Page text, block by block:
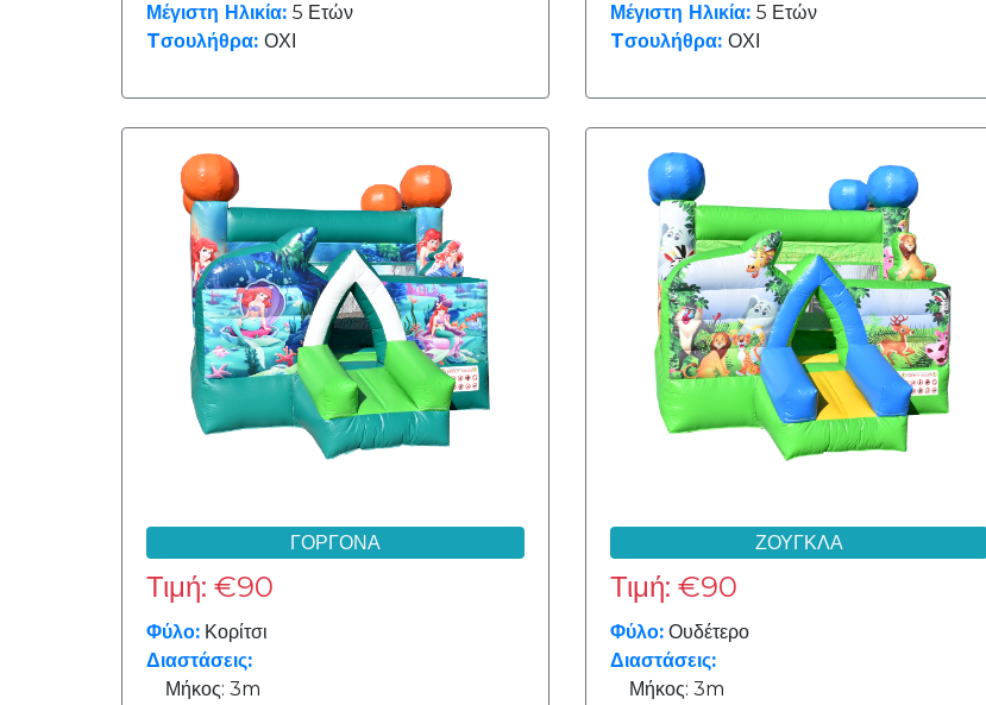
Μέγιστη Ηλικία: 5 Ετών
Tσουλήθρα: ΟΧΙ
Μέγιστη Ηλικία: 5 Ετών
Tσουλήθρα: ΟΧΙ
ΓΟΡΓΟΝΑ
Τιμή: €90
Φύλο: Κορίτσι
Διαστάσεις:
Μήκος: 3m
ΖΟΥΓΚΛΑ
Τιμή: €90
Φύλο: Ουδέτερο
Διαστάσεις:
Μήκος: 3m